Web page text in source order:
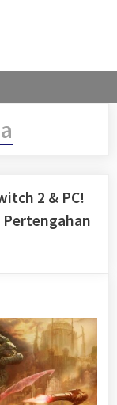
2 & PC!
Pertengahan